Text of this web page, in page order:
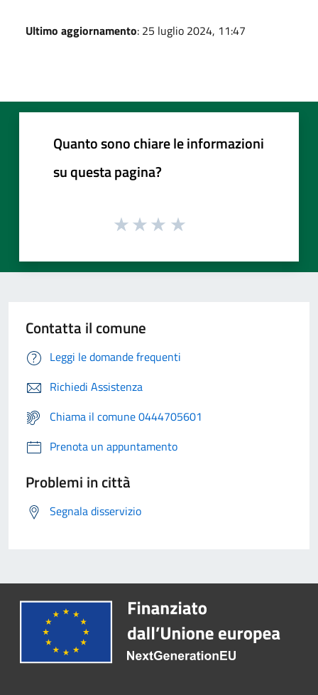
Ultimo aggiornamento: 25 luglio 2024, 11:47
Quanto sono chiare le informazioni
su questa pagina?
Contatta il comune
Leggi le domande frequenti
Richiedi Assistenza
Chiama il comune 0444705601
Prenota un appuntamento
Problemi in città
Segnala disservizio